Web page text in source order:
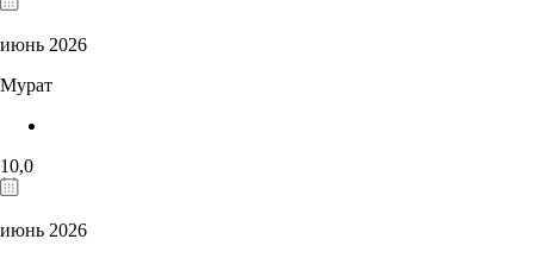
июнь 2026
Мурат
10,0
июнь 2026